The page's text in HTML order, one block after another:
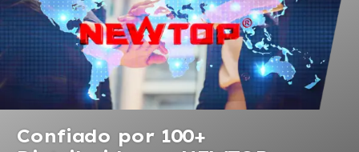
Confiado por 100+